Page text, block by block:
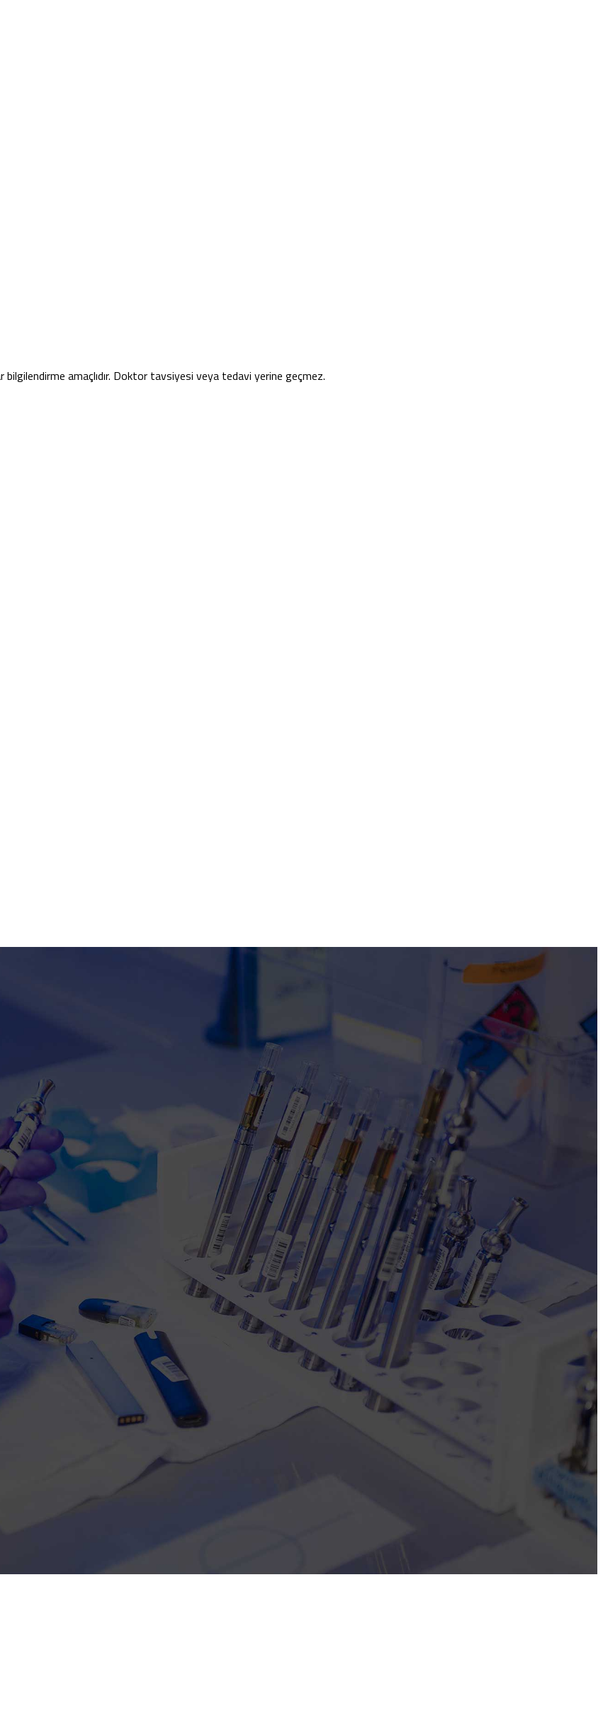
amaçlıdır. Doktor tavsiyesi veya tedavi yerine geçmez.